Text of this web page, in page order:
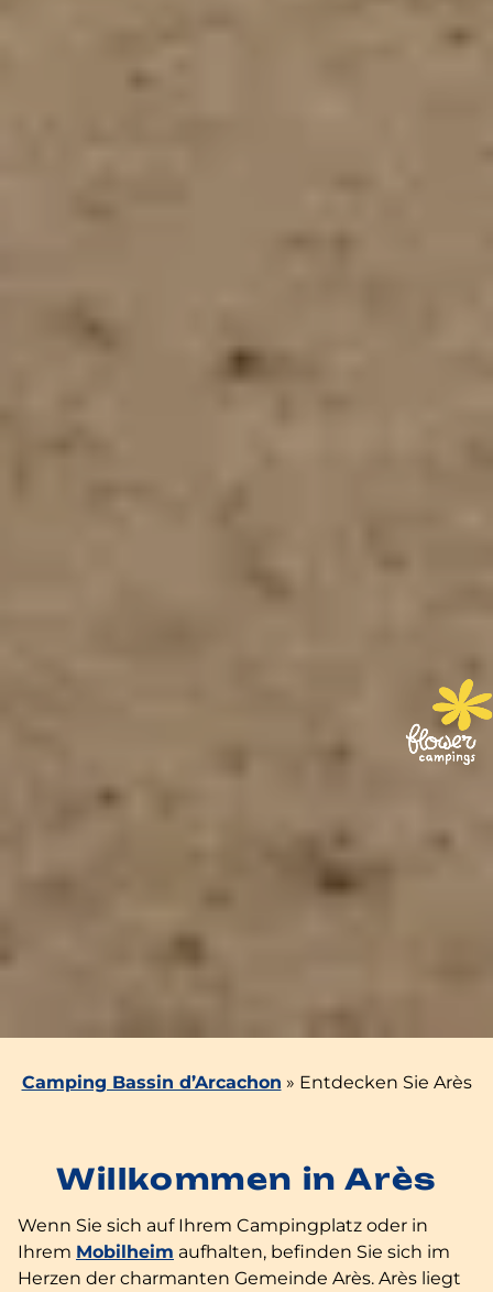
Camping Bassin d’Arcachon » Entdecken Sie Arès
Willkommen in Arès
Wenn Sie sich auf Ihrem Campingplatz oder in
Ihrem Mobilheim aufhalten, befinden Sie sich im
Herzen der charmanten Gemeinde Arès. Arès liegt